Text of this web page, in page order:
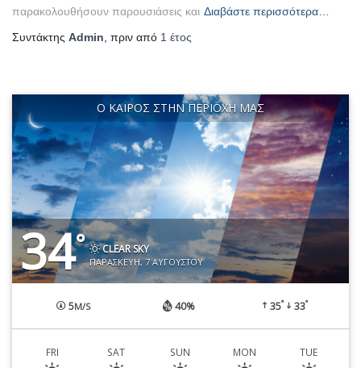
παρακολουθήσουν παρουσιάσεις και Διαβάστε περισσότερα…
Συντάκτης Admin , πριν από 1 έτος
Ο ΚΑΙΡΌΣ ΣΤΗΝ ΠΕΡΙΟΧΉ ΜΑΣ
34° CLEAR SKY
ΠΑΡΑΣΚΕΥΉ, 7 ΑΥΓΟΎΣΤΟΥ
5M/S 40% 35° 33°
FRI SAT SUN MON TUE